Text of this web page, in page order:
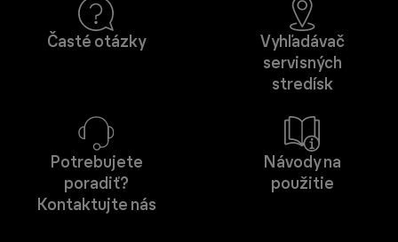
Časté otázky
Vyhľadávač
servisných
stredísk
Potrebujete
poradiť?
Kontaktujte nás
Návody na
použitie